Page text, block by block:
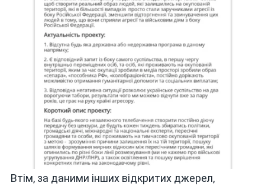
Втім, за даними інших відкритих джерел,